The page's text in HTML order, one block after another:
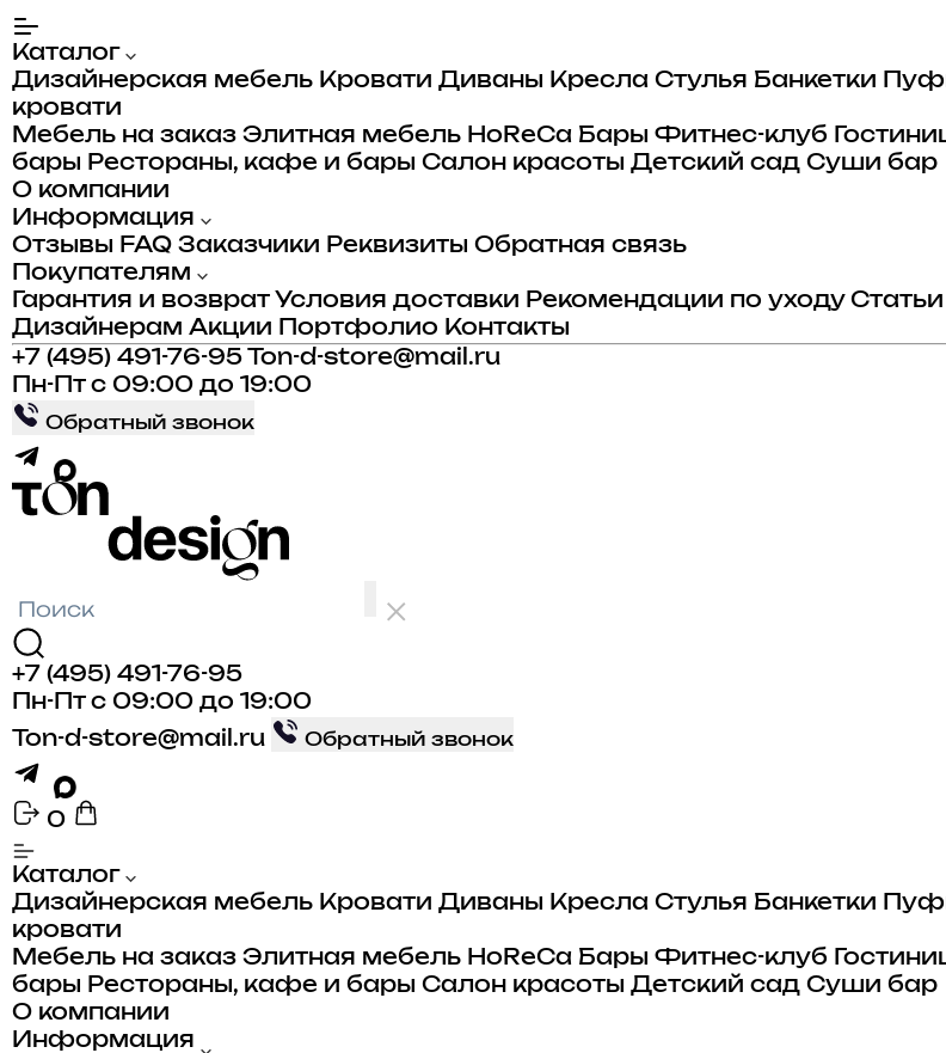
Каталог
Дизайнерская мебель Кровати Диваны Кресла Стулья Банкетки
кровати
Мебель на заказ Элитная мебель HoReCa Бары Фитнес-клуб
бары Рестораны, кафе и бары Салон красоты Детский сад Суши бар
О компании
Информация
Отзывы FAQ Заказчики Реквизиты Обратная связь
Покупателям
Гарантия и возврат Условия доставки Рекомендации по уходу Статьи
Дизайнерам Акции Портфолио Контакты
+7 (495) 491-76-95
Ton-d-store@mail.ru
Пн-Пт с 09:00 до 19:00
Обратный звонок
+7 (495) 491-76-95
Пн-Пт с 09:00 до 19:00
Ton-d-store@mail.ru
Обратный звонок
0
Каталог
Дизайнерская мебель Кровати Диваны Кресла Стулья Банкетки
кровати
Мебель на заказ Элитная мебель HoReCa Бары Фитнес-клуб
бары Рестораны, кафе и бары Салон красоты Детский сад Суши бар
О компании
Информация